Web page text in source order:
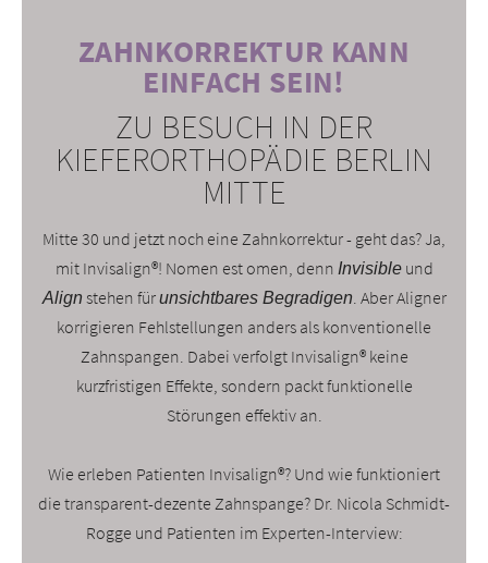
ZAHNKORREKTUR KANN
EINFACH SEIN!
ZU BESUCH IN DER
KIEFERORTHOPÄDIE BERLIN
MITTE
Mitte 30 und jetzt noch eine Zahnkorrektur - geht das? Ja,
mit Invisalign®! Nomen est omen, denn Invisibleund
Alignstehen fürunsichtbares Begradigen. Aber Aligner
korrigieren Fehlstellungen anders als konventionelle
Zahnspangen. Dabei verfolgt Invisalign® keine
kurzfristigen Effekte, sondern packt funktionelle
Störungen effektiv an.
Wie erleben Patienten Invisalign®? Und wie funktioniert
die transparent-dezente Zahnspange? Dr. Nicola Schmidt-
Rogge und Patienten im Experten-Interview: